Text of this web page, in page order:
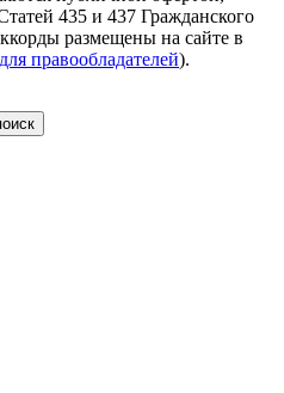
435 и 437 Гражданского
размещены на сайте в
правообладателей).